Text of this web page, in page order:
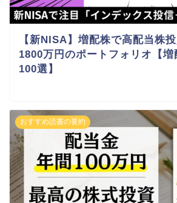
【新NISA】増配株で高配当株
1800万円のポートフォリオ【
100選】
おすすめ読書の要約